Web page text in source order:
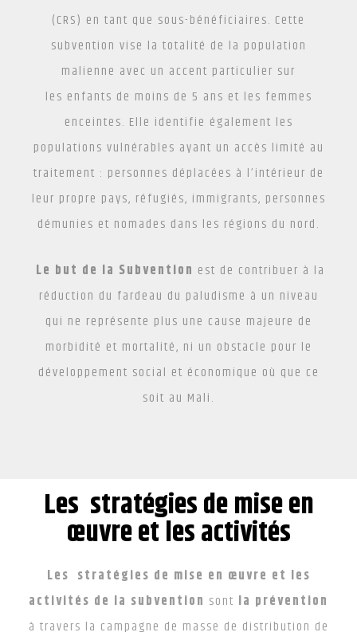
(CRS) en tant que sous-bénéficiaires. Cette
subvention vise la totalité de la population
malienne avec un accent particulier sur
les enfants de moins de 5 ans et les femmes
enceintes. Elle identifie également les
populations vulnérables ayant un accès limité au
traitement : personnes déplacées à l’intérieur de
leur propre pays, réfugiés, immigrants, personnes
démunies et nomades dans les régions du nord.
Le but de la Subvention est de contribuer à la
réduction du fardeau du paludisme à un niveau
qui ne représente plus une cause majeure de
morbidité et mortalité, ni un obstacle pour le
développement social et économique où que ce
soit au Mali.
Les stratégies de mise en
œuvre et les activités
Les stratégies de mise en œuvre et les
activités de la subvention sont la prévention
à travers la campagne de masse de distribution de